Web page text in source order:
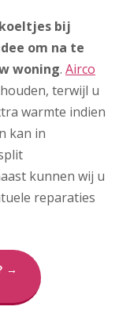
bij
om na te
woning. Airco
terwijl u
warmte indien
kan in
kunnen wij u
reparaties
→